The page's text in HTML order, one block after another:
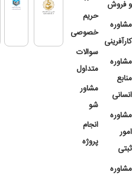
و فروش
مشاوره
کارآفرینی
مشاوره
منابع
انسانی
مشاوره
امور
ثبتی
مشاوره
حریم
خصوصی
سوالات
متداول
مشاور
شو
انجام
پروژه